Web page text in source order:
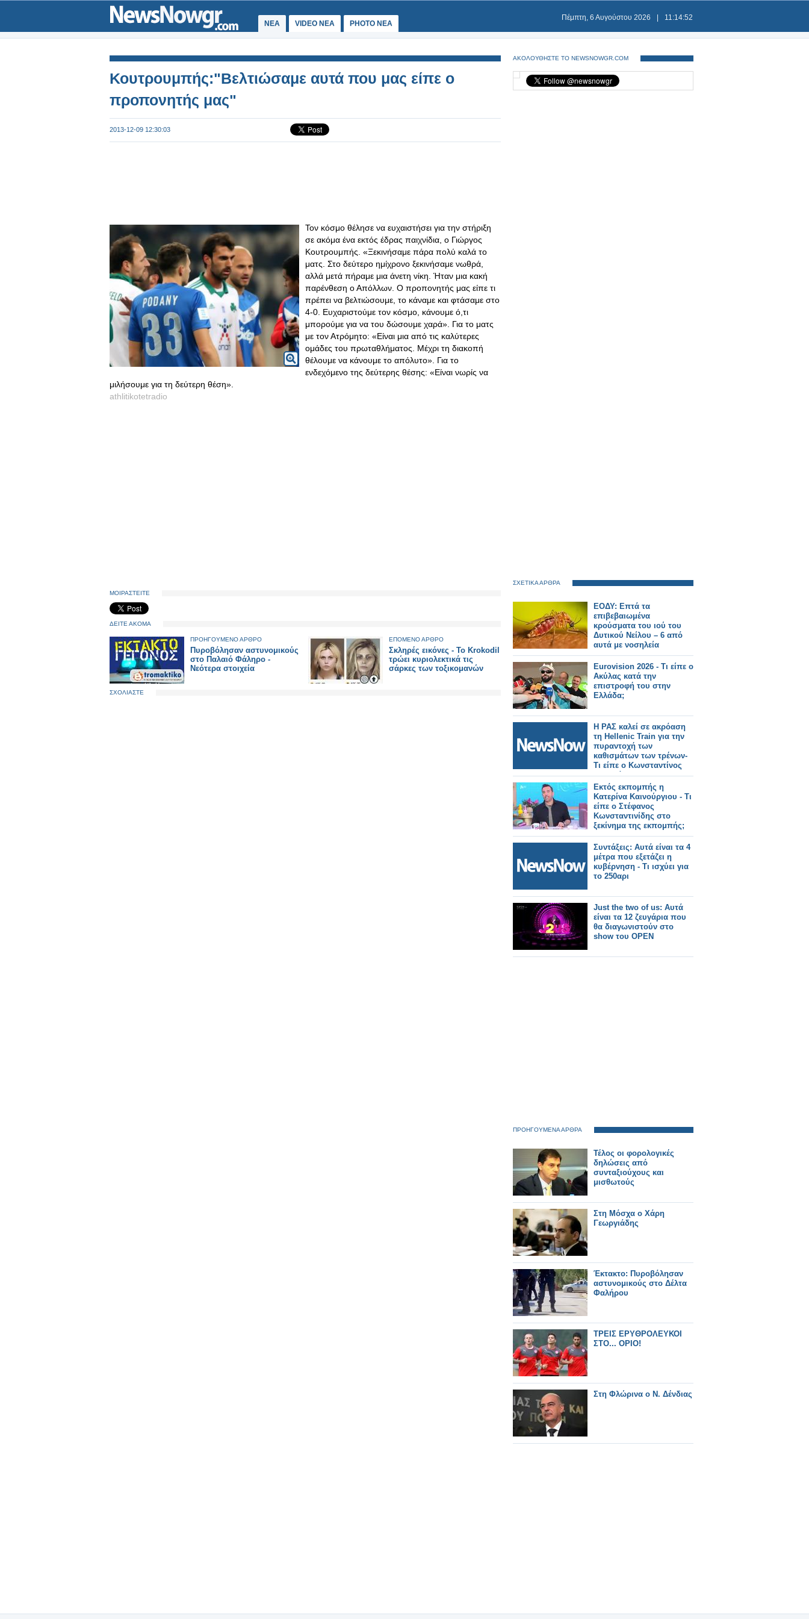
ΝΕΑ VIDEO NEA PHOTO NEA
Πέμπτη, 6 Αυγούστου 2026 11:14:52
Κουτρουμπής:"Βελτιώσαμε αυτά που μας είπε ο
προπονητής μας"
2013-12-09 12:30:03
Τον κόσμο θέλησε να ευχαιστήσει για την στήριξη
σε ακόμα ένα εκτός έδρας παιχνίδια, ο Γιώργος
Κουτρουμπής. «Ξεκινήσαμε πάρα πολύ καλά το
ματς. Στο δεύτερο ημίχρονο ξεκινήσαμε νωθρά,
αλλά μετά πήραμε μια άνετη νίκη. Ήταν μια κακή
παρένθεση ο Απόλλων. Ο προπονητής μας είπε τι
πρέπει να βελτιώσουμε, το κάναμε και φτάσαμε στο
4-0. Ευχαριστούμε τον κόσμο, κάνουμε ό,τι
μπορούμε για να του δώσουμε χαρά». Για το ματς
με τον Ατρόμητο: «Είναι μια από τις καλύτερες
ομάδες του πρωταθλήματος. Μέχρι τη διακοπή
θέλουμε να κάνουμε το απόλυτο». Για το
ενδεχόμενο της δεύτερης θέσης: «Είναι νωρίς να
μιλήσουμε για τη δεύτερη θέση».
athlitikotetradio
ΜΟΙΡΑΣΤΕΙΤΕ
ΔΕΙΤΕ ΑΚΟΜΑ
ΠΡΟΗΓΟΥΜΕΝΟ ΑΡΘΡΟ
Πυροβόλησαν αστυνομικούς
στο Παλαιό Φάληρο -
Νεότερα στοιχεία
ΕΠΟΜΕΝΟ ΑΡΘΡΟ
Σκληρές εικόνες - Το Krokodil
τρώει κυριολεκτικά τις
σάρκες των τοξικομανών
ΣΧΟΛΙΑΣΤΕ
ΑΚΟΛΟΥΘΗΣΤΕ ΤΟ NEWSNOWGR.COM
ΣΧΕΤΙΚΑ ΑΡΘΡΑ
ΕΟΔΥ: Επτά τα
επιβεβαιωμένα
κρούσματα του ιού του
Δυτικού Νείλου – 6 από
αυτά με νοσηλεία
Eurovision 2026 - Τι είπε ο
Ακύλας κατά την
επιστροφή του στην
Ελλάδα;
Η ΡΑΣ καλεί σε ακρόαση
τη Hellenic Train για την
πυραντοχή των
καθισμάτων των τρένων-
Τι είπε ο Κωνσταντίνος
Κυρανάκης.
Εκτός εκπομπής η
Κατερίνα Καινούργιου - Τι
είπε ο Στέφανος
Κωνσταντινίδης στο
ξεκίνημα της εκπομπής;
Συντάξεις: Αυτά είναι τα 4
μέτρα που εξετάζει η
κυβέρνηση - Τι ισχύει για
το 250αρι
Just the two of us: Αυτά
είναι τα 12 ζευγάρια που
θα διαγωνιστούν στο
show του OPEN
ΠΡΟΗΓΟΥΜΕΝΑ ΑΡΘΡΑ
Τέλος οι φορολογικές
δηλώσεις από
συνταξιούχους και
μισθωτούς
Στη Μόσχα ο Χάρη
Γεωργιάδης
Έκτακτο: Πυροβόλησαν
αστυνομικούς στο Δέλτα
Φαλήρου
ΤΡΕΙΣ ΕΡΥΘΡΟΛΕΥΚΟΙ
ΣΤΟ... ΟΡΙΟ!
Στη Φλώρινα ο Ν. Δένδιας